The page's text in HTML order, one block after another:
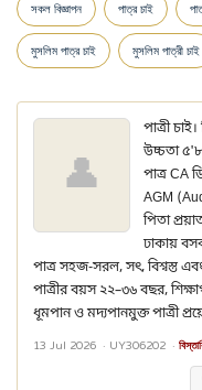
সকল বিজ্ঞাপন পাত্র চাই
মুসলিম পাত্র চাই মুসলিম পাত্রী চাই
👤
পাত্রী
উচ্চতা
পাত্র CA
AGM
পিতা
ঢাকায়
পাত্র সহজ-সরল, সৎ, বিশ্বস্ত
পাত্রীর বয়স ২২–৩৬ বছর,
ধূমপান ও মদ্যপানমুক্ত পাত্রী
13 Jul 2026 · UY306202 ·